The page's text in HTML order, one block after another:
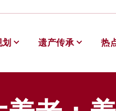
划 遗产传承 热